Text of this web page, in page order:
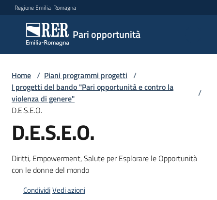
Vai al contenuto
Vai alla navigazione
Vai al footer
Regione Emilia-Romagna
Pari opportunità
Pari
opportunità
Argomenti
Novità
Servizi
Leggi
Home / Piani programmi progetti /
I progetti del bando "Pari opportunità e contro la
violenza di genere"
/
D.E.S.E.O.
D.E.S.E.O.
Diritti, Empowerment, Salute per Esplorare le Opportunità
con le donne del mondo
CondividiVedi azioni